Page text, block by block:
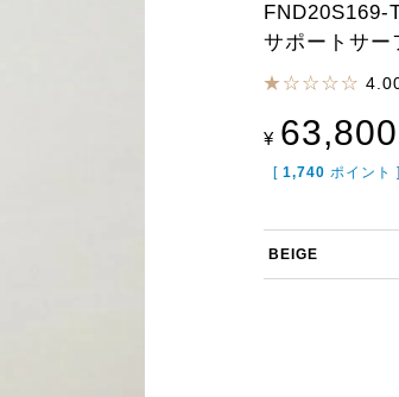
FND20S169-
サポートサー
¥ 63,800
[ 1,740 ポイント
BEIGE